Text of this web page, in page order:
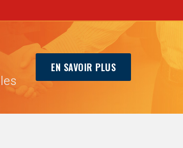
EN SAVOIR PLUS